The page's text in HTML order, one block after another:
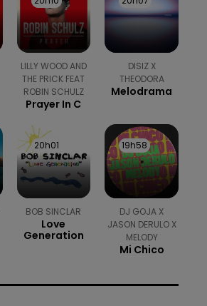
LILLY WOOD AND
THE PRICK FEAT
ROBIN SCHULZ
Prayer In C
DISIZ X
THEODORA
Melodrama
20h01
20h01
BOB SINCLAR
Love
Generation
19h58
19h58
DJ GOJA X
JASON DERULO X
MELODY
Mi Chico